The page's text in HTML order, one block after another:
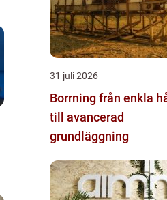
31 juli 2026
Borrning från enkla hål
till avancerad
grundläggning